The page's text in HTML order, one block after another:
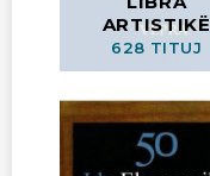
ARTISTIKË
628 TITUJ